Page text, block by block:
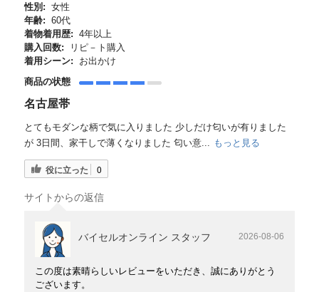
性別: 女性
年齢: 60代
着物着用歴: 4年以上
購入回数:
リピ－ト購入
着用シーン:
お出かけ
商品の状態
名古屋帯
とてもモダンな柄で気に入りました 少しだけ匂いが有りました
が 3日間、家干しで薄くなりました 匂い意...
もっと見る
役に立った 0
サイトからの返信
バイセルオンライン スタッフ 2026-08-06
この度は素晴らしいレビューをいただき、誠にありがとう
ございます。